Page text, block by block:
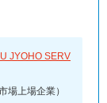
JYOHO SERV
場上場企業）